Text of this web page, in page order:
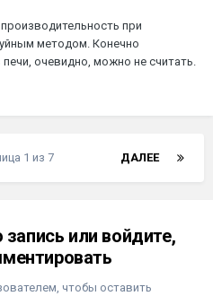
при
методом. Конечно
очевидно, можно не считать.
ДАЛЕЕ
1 из 7
или войдите,
чтобы оставить